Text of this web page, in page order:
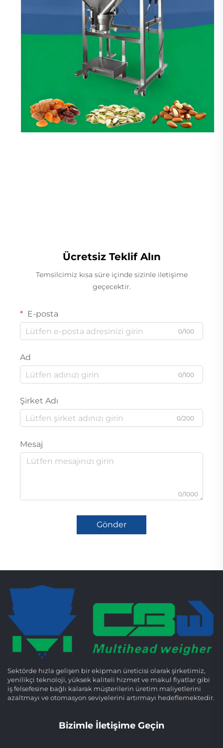
Ücretsiz Teklif Alın
Temsilcimiz kısa süre içinde sizinle iletişime
geçecektir.
E-posta
0/100
Ad
0/100
Şirket Adı
0/200
Mesaj
0/1000
Gönder
Sektörde hızla gelişen bir ekipman üreticisi olarak şirketimiz,
yenilikçi teknoloji, yüksek kaliteli hizmet ve makul fiyatlar gibi
iş felsefesine bağlı kalarak müşterilerin üretim maliyetlerini
azaltmayı ve otomasyon seviyelerini artırmayı hedeflemektedir.
Bizimle İletişime Geçin